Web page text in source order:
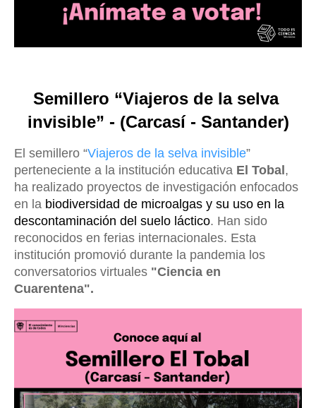
Semillero “Viajeros de la selva
invisible” - (Carcasí - Santander)
El semillero “Viajeros de la selva invisible”
perteneciente a la institución educativa El Tobal,
ha realizado proyectos de investigación enfocados
en la biodiversidad de microalgas y su uso en la
descontaminación del suelo láctico. Han sido
reconocidos en ferias internacionales. Esta
institución promovió durante la pandemia los
conversatorios virtuales "Ciencia en
Cuarentena".